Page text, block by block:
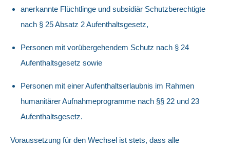
anerkannte Flüchtlinge und subsidiär Schutzberechtigte
nach § 25 Absatz 2 Aufenthaltsgesetz,
Personen mit vorübergehendem Schutz nach § 24
Aufenthaltsgesetz sowie
Personen mit einer Aufenthaltserlaubnis im Rahmen
humanitärer Aufnahmeprogramme nach §§ 22 und 23
Aufenthaltsgesetz.
Voraussetzung für den Wechsel ist stets, dass alle